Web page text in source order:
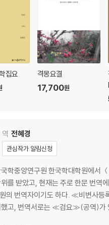
바로잡는 데 관한 총론[正家總論]
본보기가 됨[刑內]
[敎子]
함[謹嚴]
상
대한 총론[爲政總論]
사람을 등용함[用賢]
집요 격몽요결
17,700원
역 전혜경
관심작가 알림신청
학중앙연구원 한국학대학원에서
를 받았고, 현재는 주로 한문 번역
의 번역자이기도 하다. ≪비변사등
했고, 번역서로는 ≪검요≫(공역)가